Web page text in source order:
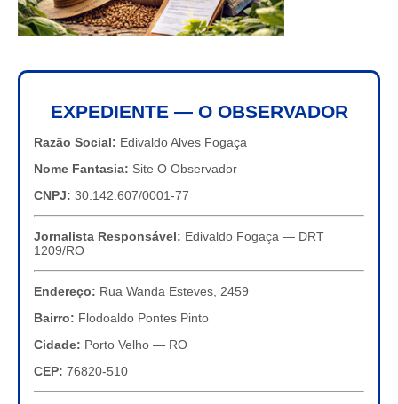
EXPEDIENTE — O OBSERVADOR
Razão Social: Edivaldo Alves Fogaça
Nome Fantasia: Site O Observador
CNPJ: 30.142.607/0001-77
Jornalista Responsável: Edivaldo Fogaça — DRT
1209/RO
Endereço: Rua Wanda Esteves, 2459
Bairro: Flodoaldo Pontes Pinto
Cidade: Porto Velho — RO
CEP: 76820-510